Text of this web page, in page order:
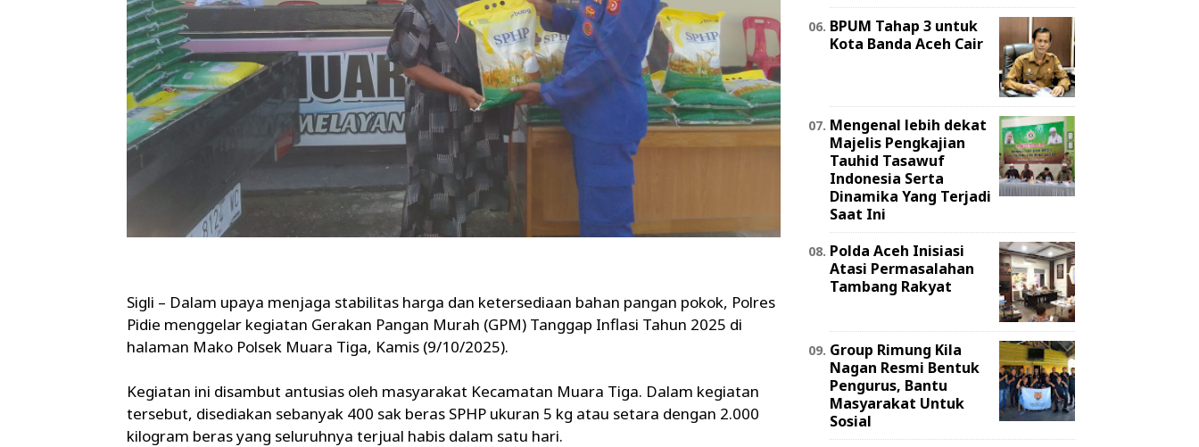
‎Sigli – Dalam upaya menjaga stabilitas harga dan ketersediaan bahan pangan pokok, Polres
Pidie menggelar kegiatan Gerakan Pangan Murah (GPM) Tanggap Inflasi Tahun 2025 di
halaman Mako Polsek Muara Tiga, Kamis (9/10/2025).
‎Kegiatan ini disambut antusias oleh masyarakat Kecamatan Muara Tiga. Dalam kegiatan
tersebut, disediakan sebanyak 400 sak beras SPHP ukuran 5 kg atau setara dengan 2.000
kilogram beras yang seluruhnya terjual habis dalam satu hari.
BPUM Tahap 3 untuk
Kota Banda Aceh Cair
Mengenal lebih dekat
Majelis Pengkajian
Tauhid Tasawuf
Indonesia Serta
Dinamika Yang Terjadi
Saat Ini
Polda Aceh Inisiasi
Atasi Permasalahan
Tambang Rakyat
Group Rimung Kila
Nagan Resmi Bentuk
Pengurus, Bantu
Masyarakat Untuk
Sosial